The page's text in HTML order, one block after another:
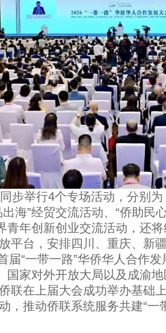
举行4个专场活动，分别为
海”经贸交流活动、“侨助民
青年创新创业交流活动，还
平台，安排四川、重庆、新
“一带一路”华侨华人合作发
国家对外开放大局以及成渝
联在上届大会成功举办基础
，推动侨联系统服务共建“一